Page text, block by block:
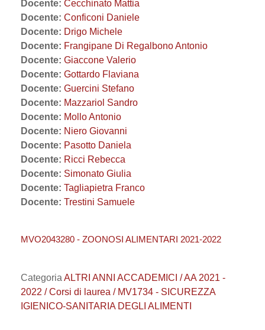
Docente: Cecchinato Mattia
Docente: Conficoni Daniele
Docente: Drigo Michele
Docente: Frangipane Di Regalbono Antonio
Docente: Giaccone Valerio
Docente: Gottardo Flaviana
Docente: Guercini Stefano
Docente: Mazzariol Sandro
Docente: Mollo Antonio
Docente: Niero Giovanni
Docente: Pasotto Daniela
Docente: Ricci Rebecca
Docente: Simonato Giulia
Docente: Tagliapietra Franco
Docente: Trestini Samuele
MVO2043280 - ZOONOSI ALIMENTARI 2021-2022
Categoria ALTRI ANNI ACCADEMICI / AA 2021 -
2022 / Corsi di laurea / MV1734 - SICUREZZA
IGIENICO-SANITARIA DEGLI ALIMENTI